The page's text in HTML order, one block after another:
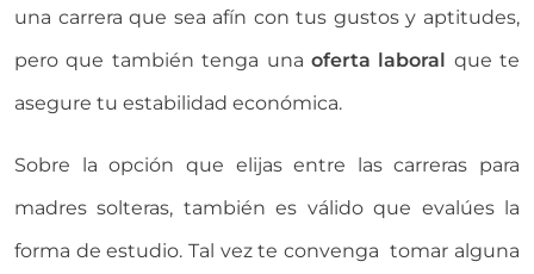
una carrera que sea afín con tus gustos y aptitudes,
pero que también tenga una oferta laboral que te
asegure tu estabilidad económica.
Sobre la opción que elijas entre las carreras para
madres solteras, también es válido que evalúes la
forma de estudio. Tal vez te convenga tomar alguna